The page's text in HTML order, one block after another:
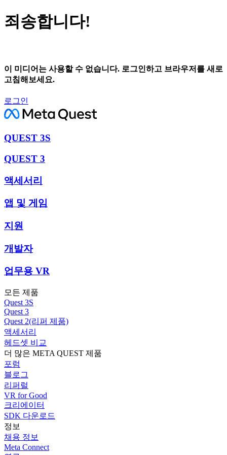
죄송합니다!
이 미디어는 사용할 수 없습니다. 로그인하고 브라우저를 새로
고침해보세요.
로그인
QUEST 3S
QUEST 3
액세서리
앱 및 게임
지원
개발자
업무용 VR
모든 제품
Quest 3S
Quest 3
Quest 2(리퍼 제품)
액세서리
헤드셋 비교
더 많은 META QUEST 제품
포럼
블로그
리퍼럴
VR for Good
크리에이터
SDK 다운로드
정보
채용 정보
Meta Connect